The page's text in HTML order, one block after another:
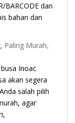
BARCODE dan
bahan dan
Inoac
akan segera
salah pilih
agar